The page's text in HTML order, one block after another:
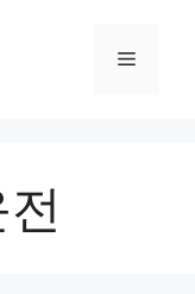
메